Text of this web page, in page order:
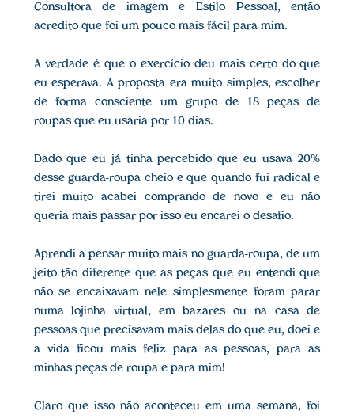
Consultora de imagem e Estilo Pessoal, então
acredito que foi um pouco mais fácil para mim.
A verdade é que o exercício deu mais certo do que
eu esperava. A proposta era muito simples, escolher
de forma consciente um grupo de 18 peças de
roupas que eu usaria por 10 dias.
Dado que eu já tinha percebido que eu usava 20%
desse guarda-roupa cheio e que quando fui radical e
tirei muito acabei comprando de novo e eu não
queria mais passar por isso eu encarei o desafio.
Aprendi a pensar muito mais no guarda-roupa, de um
jeito tão diferente que as peças que eu entendi que
não se encaixavam nele simplesmente foram parar
numa lojinha virtual, em bazares ou na casa de
pessoas que precisavam mais delas do que eu, doei e
a vida ficou mais feliz para as pessoas, para as
minhas peças de roupa e para mim!
Claro que isso não aconteceu em uma semana, foi